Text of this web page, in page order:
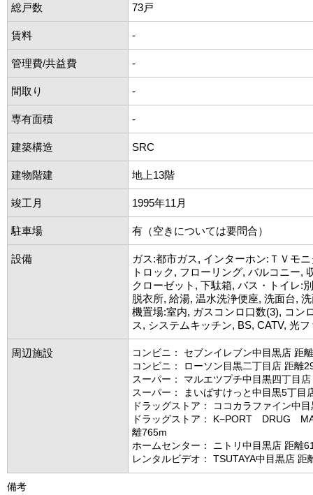
総戸数 73戸
賃料 -
管理費/共益費 -
間取り -
専有面積 -
建築構造 SRC
建物階建 地上13階
竣工月 1995年11月
駐車場 有（空きについては要問合）
設備
ガス:都市ガス, インターホン:ＴＶモ
トロック, フローリング, バルコニー,
クローゼット, 下駄箱, バス・トイレ:
脱衣所, 給湯, 温水洗浄便座, 洗面台,
機置場:室内, ガスコンロ口数(3), コン
ス, システムキッチン, BS, CATV, 光
周辺施設
コンビニ： セブンイレブン中目黒店 距
コンビニ： ローソン目黒二丁目店 距離
スーパー： マルエツプチ中目黒四丁目
スーパー： まいばすけっと中目黒5丁目
ドラッグストア： ココカラファイン中
ドラッグストア： K−PORT DRUG
離765m
ホームセンター： ニトリ中目黒店 距離
レンタルビデオ： TSUTAYA中目黒店 距
備考